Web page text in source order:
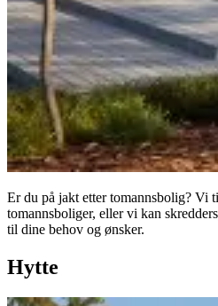
Er du på jakt etter tomannsbolig? Vi
tomannsboliger, eller vi kan
til dine behov og ønsker.
Hytte